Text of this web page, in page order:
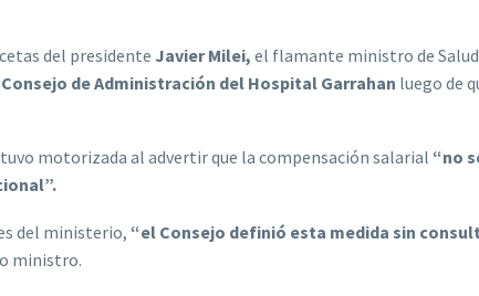
del presidente Javier Milei, el flamante ministro de
Consejo de Administración del Hospital Garrahan luego de
motorizada al advertir que la compensación salarial “no
del ministerio, “el Consejo definió esta medida sin
ministro.